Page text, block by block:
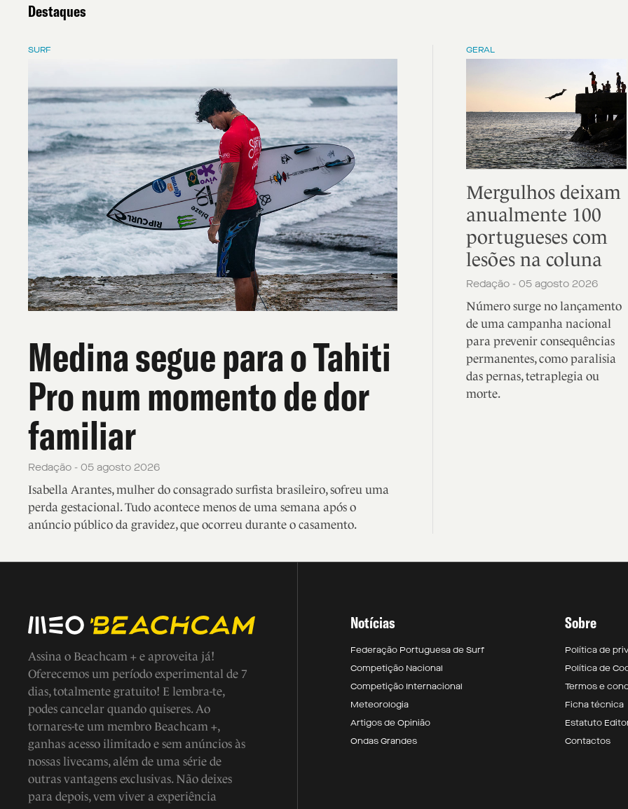
Destaques
SURF
Medina segue para o Tahiti
Pro num momento de dor
familiar
Redação - 05 agosto 2026
Isabella Arantes, mulher do consagrado surfista brasileiro, sofreu uma
perda gestacional. Tudo acontece menos de uma semana após o
anúncio público da gravidez, que ocorreu durante o casamento.
GERAL
Mergulhos deixam
anualmente 100
portugueses com
lesões na coluna
Redação - 05 agosto 2026
Número surge no lançamento
de uma campanha nacional
para prevenir consequências
permanentes, como paralisia
das pernas, tetraplegia ou
morte.
Assina o Beachcam + e aproveita já!
Oferecemos um período experimental de 7
dias, totalmente gratuito! E lembra-te,
podes cancelar quando quiseres. Ao
tornares-te um membro Beachcam +,
ganhas acesso ilimitado e sem anúncios às
nossas livecams, além de uma série de
outras vantagens exclusivas. Não deixes
para depois, vem viver a experiência
Notícias
Federação Portuguesa de Surf
Competição Nacional
Competição Internacional
Meteorologia
Artigos de Opinião
Ondas Grandes
Sobre
Política de
Política de
Termos e
Ficha técnica
Estatuto
Contactos